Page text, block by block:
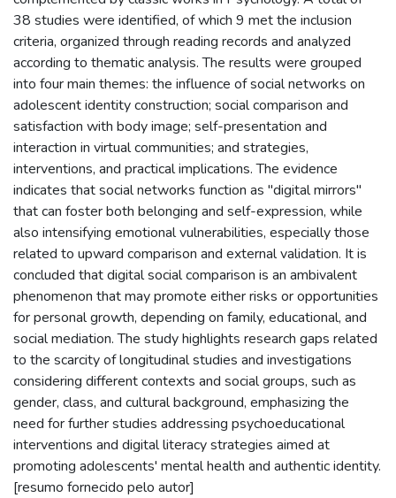
38 studies were identified, of which 9 met the inclusion
criteria, organized through reading records and analyzed
according to thematic analysis. The results were grouped
into four main themes: the influence of social networks on
adolescent identity construction; social comparison and
satisfaction with body image; self-presentation and
interaction in virtual communities; and strategies,
interventions, and practical implications. The evidence
indicates that social networks function as "digital mirrors"
that can foster both belonging and self-expression, while
also intensifying emotional vulnerabilities, especially those
related to upward comparison and external validation. It is
concluded that digital social comparison is an ambivalent
phenomenon that may promote either risks or opportunities
for personal growth, depending on family, educational, and
social mediation. The study highlights research gaps related
to the scarcity of longitudinal studies and investigations
considering different contexts and social groups, such as
gender, class, and cultural background, emphasizing the
need for further studies addressing psychoeducational
interventions and digital literacy strategies aimed at
promoting adolescents' mental health and authentic identity.
[resumo fornecido pelo autor]